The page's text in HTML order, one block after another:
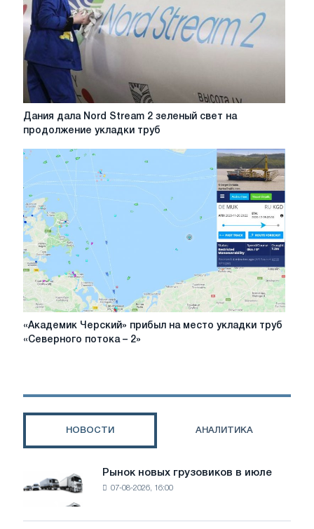
с
Европейским
Союзом
Дания
Stream
зеленый
свет
на
продолжение
укладки
труб
Дания дала Nord Stream 2 зеленый свет на
продолжение укладки труб
«Академик
Черский»
укладки
–
«Академик Черский» прибыл на место укладки труб
«Северного потока – 2»
НОВОСТИ АНАЛИТИКА
Рынок
новых
грузовиков
в
Рынок новых грузовиков в июле
07-08-2026, 16:00